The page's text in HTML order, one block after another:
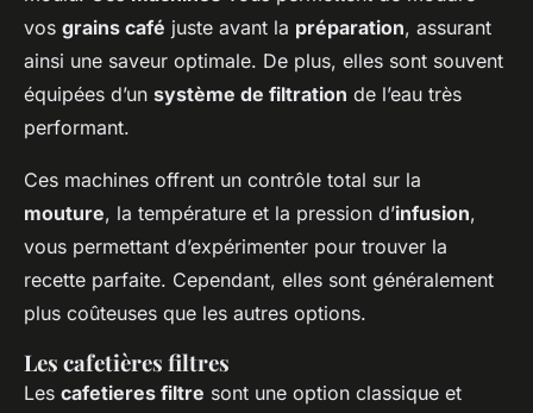
vos grains café juste avant la préparation, assurant
ainsi une saveur optimale. De plus, elles sont souvent
équipées d’un système de filtration de l’eau très
performant.
Ces machines offrent un contrôle total sur la
mouture, la température et la pression d’infusion,
vous permettant d’expérimenter pour trouver la
recette parfaite. Cependant, elles sont généralement
plus coûteuses que les autres options.
Les cafetières filtres
Les cafetieres filtre sont une option classique et